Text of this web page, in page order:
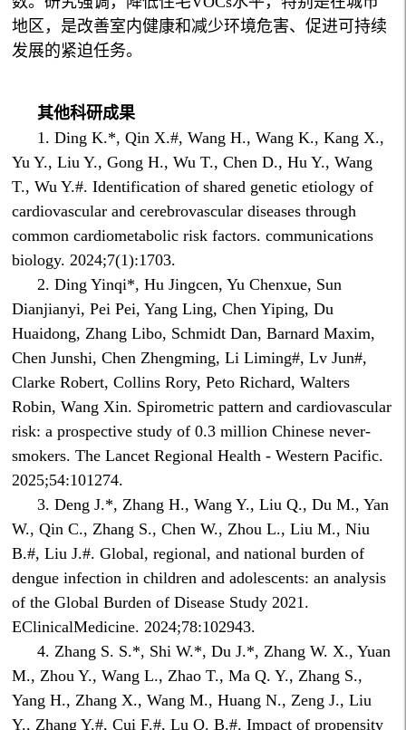
地区，是改善室内健康和减少环境危害、促进可持续
发展的紧迫任务。
其他科研成果
1. Ding K.*, Qin X.#, Wang H., Wang K., Kang X.,
Yu Y., Liu Y., Gong H., Wu T., Chen D., Hu Y., Wang
T., Wu Y.#. Identification of shared genetic etiology of
cardiovascular and cerebrovascular diseases through
common cardiometabolic risk factors. communications
biology. 2024;7(1):1703.
2. Ding Yinqi*, Hu Jingcen, Yu Chenxue, Sun
Dianjianyi, Pei Pei, Yang Ling, Chen Yiping, Du
Huaidong, Zhang Libo, Schmidt Dan, Barnard Maxim,
Chen Junshi, Chen Zhengming, Li Liming#, Lv Jun#,
Clarke Robert, Collins Rory, Peto Richard, Walters
Robin, Wang Xin. Spirometric pattern and cardiovascular
risk: a prospective study of 0.3 million Chinese never-
smokers. The Lancet Regional Health - Western Pacific.
2025;54:101274.
3. Deng J.*, Zhang H., Wang Y., Liu Q., Du M., Yan
W., Qin C., Zhang S., Chen W., Zhou L., Liu M., Niu
B.#, Liu J.#. Global, regional, and national burden of
dengue infection in children and adolescents: an analysis
of the Global Burden of Disease Study 2021.
EClinicalMedicine. 2024;78:102943.
4. Zhang S. S.*, Shi W.*, Du J.*, Zhang W. X., Yuan
M., Zhou Y., Wang L., Zhao T., Ma Q. Y., Zhang S.,
Yang H., Zhang X., Wang M., Huang N., Zeng J., Liu
Y., Zhang Y.#, Cui F.#, Lu Q. B.#. Impact of propensity